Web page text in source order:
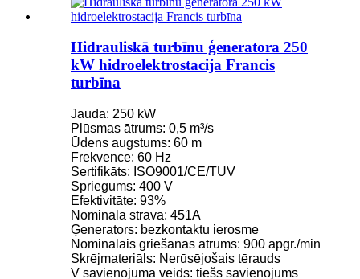
Hidrauliskā turbīnu ģeneratora 250
kW hidroelektrostacija Francis
turbīna
Jauda: 250 kW
Plūsmas ātrums: 0,5 m³/s
Ūdens augstums: 60 m
Frekvence: 60 Hz
Sertifikāts: ISO9001/CE/TUV
Spriegums: 400 V
Efektivitāte: 93%
Nominālā strāva: 451A
Ģenerators: bezkontaktu ierosme
Nominālais griešanās ātrums: 900 apgr./min
Skrējmateriāls: Nerūsējošais tērauds
V savienojuma veids: tiešs savienojums